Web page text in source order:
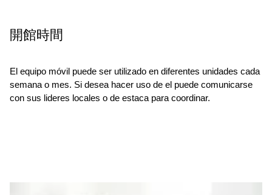
開館時間
El equipo móvil puede ser utilizado en diferentes unidades cada
semana o mes. Si desea hacer uso de el puede comunicarse
con sus lideres locales o de estaca para coordinar.